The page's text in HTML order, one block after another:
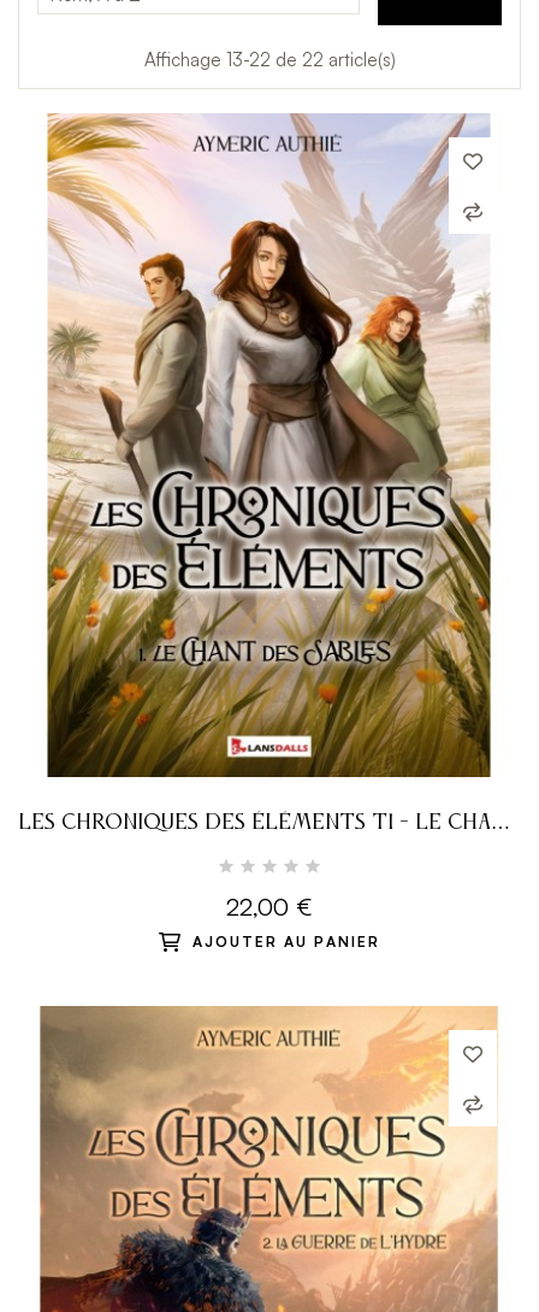
Affichage 13-22 de 22 article(s)
LES CHRONIQUES DES ÉLÉMENTS T1 - LE CHANT
22,00 €
AJOUTER AU PANIER